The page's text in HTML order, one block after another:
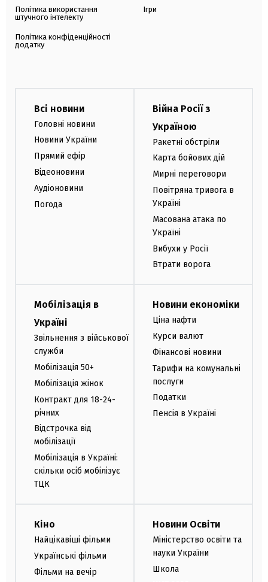
Політика використання
штучного інтелекту
Політика конфіденційності
додатку
Ігри
Всі новини
Головні новини
Новини України
Прямий ефір
Відеоновини
Аудіоновини
Погода
Війна Росії з
Україною
Ракетні обстріли
Карта бойових дій
Мирні переговори
Повітряна тривога в
Україні
Масована атака по
Україні
Вибухи у Росії
Втрати ворога
Мобілізація в
Україні
Звільнення з військової
служби
Мобілізація 50+
Мобілізація жінок
Контракт для 18-24-
річних
Відстрочка від
мобілізації
Мобілізація в Україні:
скільки осіб мобілізує
ТЦК
Новини економіки
Ціна нафти
Курси валют
Фінансові новини
Тарифи на комунальні
послуги
Податки
Пенсія в Україні
Кіно
Найцікавіші фільми
Українські фільми
Фільми на вечір
Новини Освіти
Міністерство освіти та
науки України
Школа